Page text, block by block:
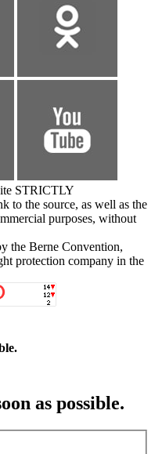
STRICTLY
the source, as well as the
purposes, without
the Berne Convention,
protection company in the
as possible.